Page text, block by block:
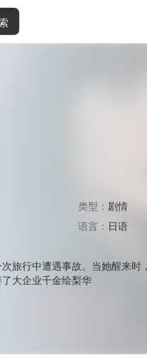
类型： 剧情
语言： 日语
旅行中遭遇事故。当她醒来时
大企业千金绘梨华